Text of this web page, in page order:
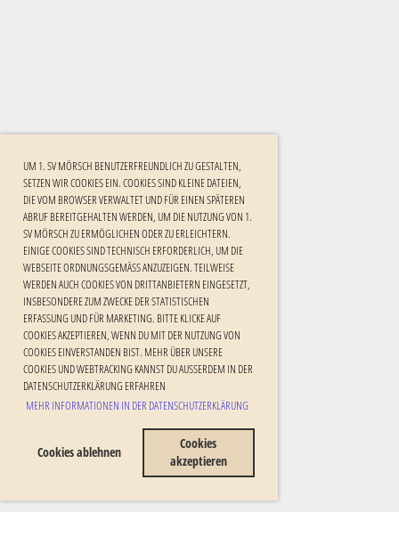
UM 1. SV MÖRSCH BENUTZERFREUNDLICH ZU GESTALTEN,
SETZEN WIR COOKIES EIN. COOKIES SIND KLEINE DATEIEN,
DIE VOM BROWSER VERWALTET UND FÜR EINEN SPÄTEREN
ABRUF BEREITGEHALTEN WERDEN, UM DIE NUTZUNG VON 1.
SV MÖRSCH ZU ERMÖGLICHEN ODER ZU ERLEICHTERN.
EINIGE COOKIES SIND TECHNISCH ERFORDERLICH, UM DIE
WEBSEITE ORDNUNGSGEMÄSS ANZUZEIGEN. TEILWEISE W
ERDEN AUCH COOKIES VON DRITTANBIETERN EINGESETZT, I
NSBESONDERE ZUM ZWECKE DER STATISTISCHEN E
RFASSUNG UND FÜR MARKETING. BITTE KLICKE AUF C
OOKIES AKZEPTIEREN, WENN DU MIT DER NUTZUNG VON C
OOKIES EINVERSTANDEN BIST. MEHR ÜBER UNSERE C
OOKIES UND WEBTRACKING KANNST DU AUSSERDEM IN DER DA
TENSCHUTZERKLÄRUNG ERFAHREN
MEHR INFORMATIONEN IN DER DATENSCHUTZERKLÄRUNG
Cookies ablehnen
Cookies
akzeptieren